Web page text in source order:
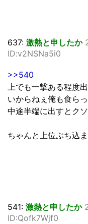
637: 激熱と申したか
ID:v2NSNa5i0
>>540
上でも一撃ある程度
いからねぇ俺も食ら
中途半端に出すとク
ちゃんと上位ぶち込
541: 激熱と申したか
ID:Qofk7Wjf0